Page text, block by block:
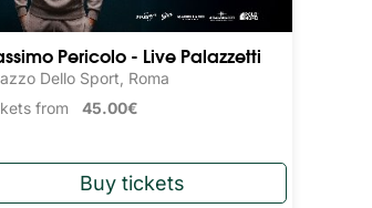
Pericolo - Live Palazzetti
Dello Sport, Roma
from45.00€